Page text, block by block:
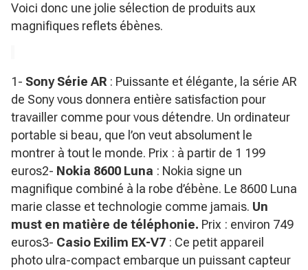
Voici donc une jolie sélection de produits aux
magnifiques reflets ébènes.
1- Sony Série AR : Puissante et élégante, la série AR
de Sony vous donnera entière satisfaction pour
travailler comme pour vous détendre. Un ordinateur
portable si beau, que l’on veut absolument le
montrer à tout le monde. Prix : à partir de 1 199
euros2- Nokia 8600 Luna : Nokia signe un
magnifique combiné à la robe d’ébène. Le 8600 Luna
marie classe et technologie comme jamais. Un
must en matière de téléphonie. Prix : environ 749
euros3- Casio Exilim EX-V7 : Ce petit appareil
photo ulra-compact embarque un puissant capteur